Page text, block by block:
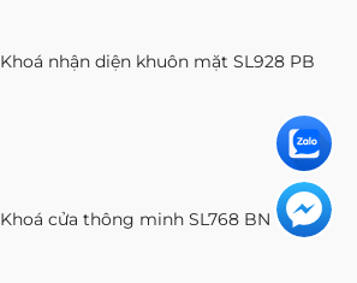
Khoá nhận diện khuôn mặt SL928 PB
Khoá cửa thông minh SL768 BN